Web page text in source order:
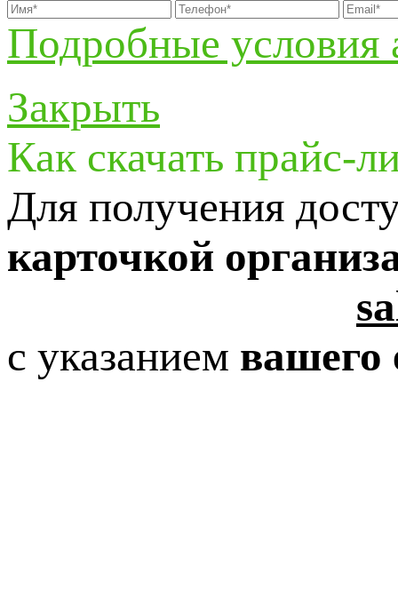
Подробные условия
Закрыть
Как скачать прайс-
Для получения
карточкой
с указанием вашего